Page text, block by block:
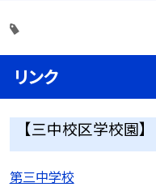
リンク
【三中校区学校園】
第三中学校